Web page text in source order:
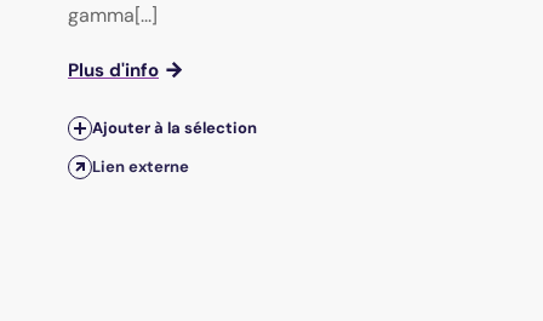
gamma[...]
Plus d'info
Ajouter à la sélection
Lien externe